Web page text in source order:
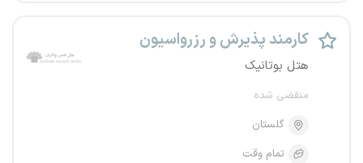
کارمند پذیرش و رزرواسیون
هتل بوتانیک
منقضی شده
گلستان
تمام وقت